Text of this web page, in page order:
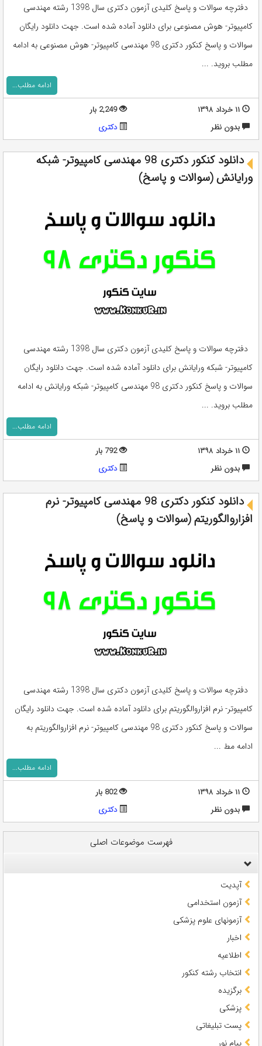
دفترچه سوالات و پاسخ کلیدی آزمون دکتری سال 1398 رشته مهندسی
کامپیوتر- هوش مصنوعی برای دانلود آماده شده است. جهت دانلود رایگان
سوالات و پاسخ کنکور دکتری 98 مهندسی کامپیوتر- هوش مصنوعی به ادامه
مطلب بروید. ...
ادامه مطلب...
۱۱ خرداد ۱۳۹۸
2,249 بار
بدون نظر
دکتری
دانلود کنکور دکتری 98 مهندسی کامپیوتر- شبکه
ورایانش (سوالات و پاسخ)
دفترچه سوالات و پاسخ کلیدی آزمون دکتری سال 1398 رشته مهندسی
کامپیوتر- شبکه ورایانش برای دانلود آماده شده است. جهت دانلود رایگان
سوالات و پاسخ کنکور دکتری 98 مهندسی کامپیوتر- شبکه ورایانش به ادامه
مطلب بروید. ...
ادامه مطلب...
۱۱ خرداد ۱۳۹۸
792 بار
بدون نظر
دکتری
دانلود کنکور دکتری 98 مهندسی کامپیوتر- نرم
افزاروالگوریتم (سوالات و پاسخ)
دفترچه سوالات و پاسخ کلیدی آزمون دکتری سال 1398 رشته مهندسی
کامپیوتر- نرم افزاروالگوریتم برای دانلود آماده شده است. جهت دانلود رایگان
سوالات و پاسخ کنکور دکتری 98 مهندسی کامپیوتر- نرم افزاروالگوریتم به
ادامه مط ...
ادامه مطلب...
۱۱ خرداد ۱۳۹۸
802 بار
بدون نظر
دکتری
فهرست موضوعات اصلی
آپدیت
آزمون استخدامی
آزمونهای علوم پزشکی
اخبار
اطلاعیه
انتخاب رشته کنکور
برگزیده
پزشکی
پست تبلیغاتی
پیام نور